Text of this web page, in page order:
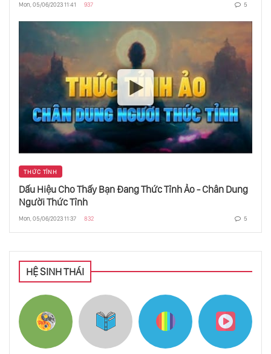
Mon, 05/06/2023 11:41 937 5
THỨC TỈNH
Dấu Hiệu Cho Thấy Bạn Đang Thức Tỉnh Ảo - Chân Dung
Người Thức Tỉnh
Mon, 05/06/2023 11:37 832 5
HỆ SINH THÁI